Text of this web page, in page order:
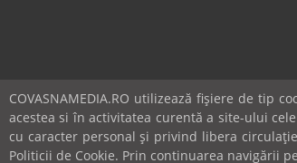
COVASNAMEDIA.RO utilizează fişiere de
acestea si în activitatea curentă a site-ului
cu caracter personal și privind libera
Politicii de Cookie. Prin continuarea navigării
© covasnamedia.ro. Website by softhost.